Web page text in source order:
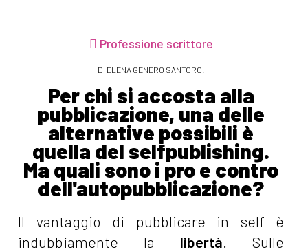
Professione scrittore
DI ELENA GENERO SANTORO.
Per chi si accosta alla
pubblicazione, una delle
alternative possibili è
quella del selfpublishing.
Ma quali sono i pro e contro
dell'autopubblicazione?
Il vantaggio di pubblicare in self è
indubbiamente la libertà. Sulle